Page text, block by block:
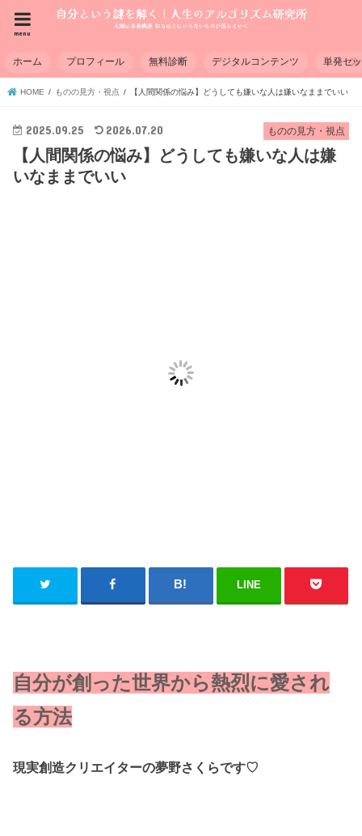
menu
ホーム プロフィール 無料診断 デジタルコンテンツ 単発セ
HOME ものの見方・視点 【人間関係の悩み】どうしても嫌いな人は嫌いなままでいい
ものの見方・視点
2025.09.25 2026.07.20
【人間関係の悩み】どうしても嫌いな人は嫌
いなままでいい
LINE
自分が創った世界から熱烈に愛され
る方法
現実創造クリエイターの夢野さくらです♡